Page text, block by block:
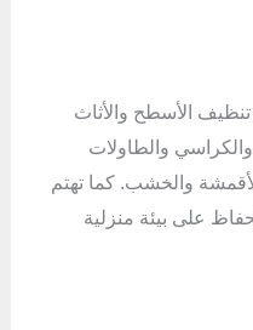
الأسطح والأثاث
والكراسي والطاولات
والخشب. كما تهتم
على بيئة منزلية